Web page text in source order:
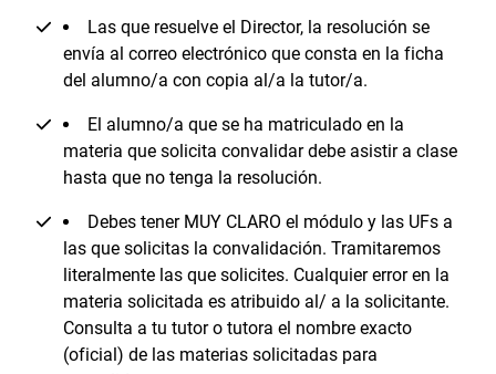
Las que resuelve el Director, la resolución se
envía al correo electrónico que consta en la ficha
del alumno/a con copia al/a la tutor/a.
El alumno/a que se ha matriculado en la
materia que solicita convalidar debe asistir a clase
hasta que no tenga la resolución.
Debes tener MUY CLARO el módulo y las UFs a
las que solicitas la convalidación. Tramitaremos
literalmente las que solicites. Cualquier error en la
materia solicitada es atribuido al/ a la solicitante.
Consulta a tu tutor o tutora el nombre exacto
(oficial) de las materias solicitadas para